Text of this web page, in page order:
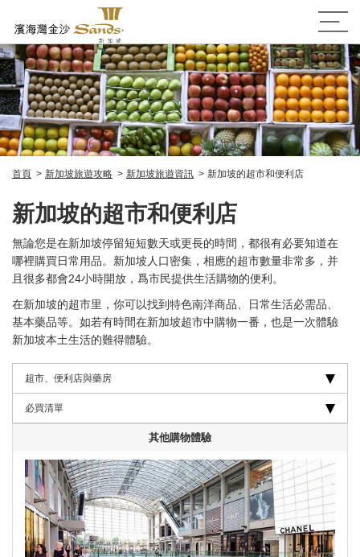
首頁 新加坡旅遊攻略 新加坡旅遊資訊 新加坡的超市和便利店
新加坡的超市和便利店
無論您是在新加坡停留短短數天或更長的時間，都很有必要知道在
哪裡購買日常用品。新加坡人口密集，相應的超市數量非常多，并
且很多都會24小時開放，爲市民提供生活購物的便利。
在新加坡的超市里，你可以找到特色南洋商品、日常生活必需品、
基本藥品等。如若有時間在新加坡超市中購物一番，也是一次體驗
新加坡本土生活的難得體驗。
超市、便利店與藥房
必買清單
其他購物體驗